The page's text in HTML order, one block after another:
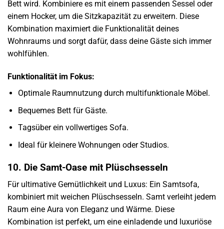
Bett wird. Kombiniere es mit einem passenden Sessel oder
einem Hocker, um die Sitzkapazität zu erweitern. Diese
Kombination maximiert die Funktionalität deines
Wohnraums und sorgt dafür, dass deine Gäste sich immer
wohlfühlen.
Funktionalität im Fokus:
Optimale Raumnutzung durch multifunktionale Möbel.
Bequemes Bett für Gäste.
Tagsüber ein vollwertiges Sofa.
Ideal für kleinere Wohnungen oder Studios.
10. Die Samt-Oase mit Plüschsesseln
Für ultimative Gemütlichkeit und Luxus: Ein Samtsofa,
kombiniert mit weichen Plüschsesseln. Samt verleiht jedem
Raum eine Aura von Eleganz und Wärme. Diese
Kombination ist perfekt, um eine einladende und luxuriöse